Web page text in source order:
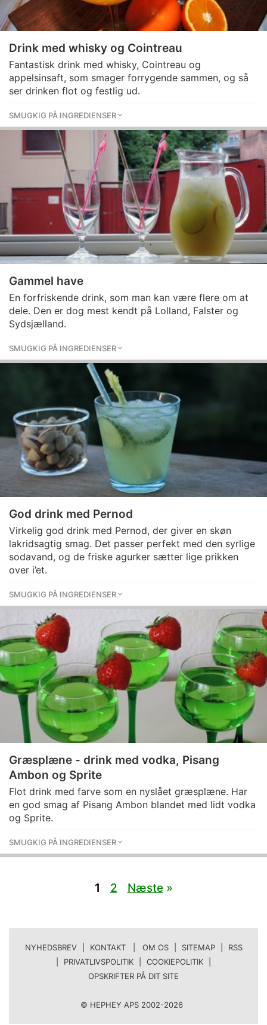
Drink med whisky og Cointreau
Fantastisk drink med whisky, Cointreau og
appelsinsaft, som smager forrygende sammen, og så
ser drinken flot og festlig ud.
SMUGKIG PÅ INGREDIENSER
Gammel have
En forfriskende drink, som man kan være flere om at
dele. Den er dog mest kendt på Lolland, Falster og
Sydsjælland.
SMUGKIG PÅ INGREDIENSER
God drink med Pernod
Virkelig god drink med Pernod, der giver en skøn
lakridsagtig smag. Det passer perfekt med den syrlige
sodavand, og de friske agurker sætter lige prikken
over i’et.
SMUGKIG PÅ INGREDIENSER
Græsplæne - drink med vodka, Pisang
Ambon og Sprite
Flot drink med farve som en nyslået græsplæne. Har
en god smag af Pisang Ambon blandet med lidt vodka
og Sprite.
SMUGKIG PÅ INGREDIENSER
1 2 Næste»
NYHEDSBREV KONTAKT | OM OS SITEMAP
RSS
PRIVATLIVSPOLITIK COOKIEPOLITIK
OPSKRIFTER PÅ DIT SITE
© HEPHEY APS 2002-2026